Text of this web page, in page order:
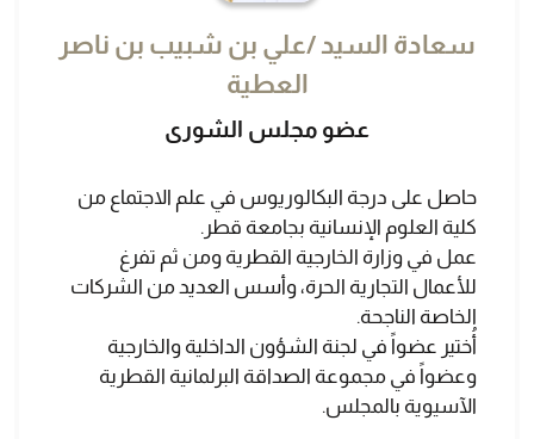
سعادة السيد /علي بن شبيب بن ناصر
العطية
عضو مجلس الشورى
حاصل على درجة البكالوريوس في علم الاجتماع من
كلية العلوم الإنسانية بجامعة قطر.
عمل في وزارة الخارجية القطرية ومن ثم تفرغ
للأعمال التجارية الحرة، وأسس العديد من الشركات
الخاصة الناجحة.
أُختير عضواً في لجنة الشؤون الداخلية والخارجية
وعضواً في مجموعة الصداقة البرلمانية القطرية
الآسيوية بالمجلس.